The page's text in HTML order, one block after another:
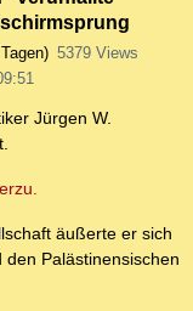
5379 Views
Jürgen W.
äußerte er sich
Palästinensischen